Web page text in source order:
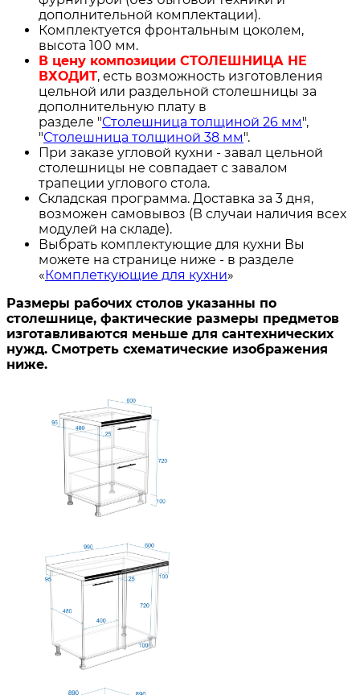
дополнительной комплектации).
Комплектуется фронтальным цоколем,
высота 100 мм.
В цену композиции СТОЛЕШНИЦА НЕ
ВХОДИТ, есть возможность изготовления
цельной или раздельной столешницы за
дополнительную плату в
разделе "Столешница толщиной 26 мм",
"Столешница толщиной 38 мм".
При заказе угловой кухни - завал цельной
столешницы не совпадает с завалом
трапеции углового стола.
Складская программа. Доставка за 3 дня,
возможен самовывоз (В случаи наличия всех
модулей на складе).
Выбрать комплектующие для кухни Вы
можете на странице ниже - в разделе
« Комплеткующие для кухни»
Размеры рабочих столов указанны по
столешнице, фактические размеры предметов
изготавливаются меньше для сантехнических
нужд. Смотреть схематические изображения
ниже.